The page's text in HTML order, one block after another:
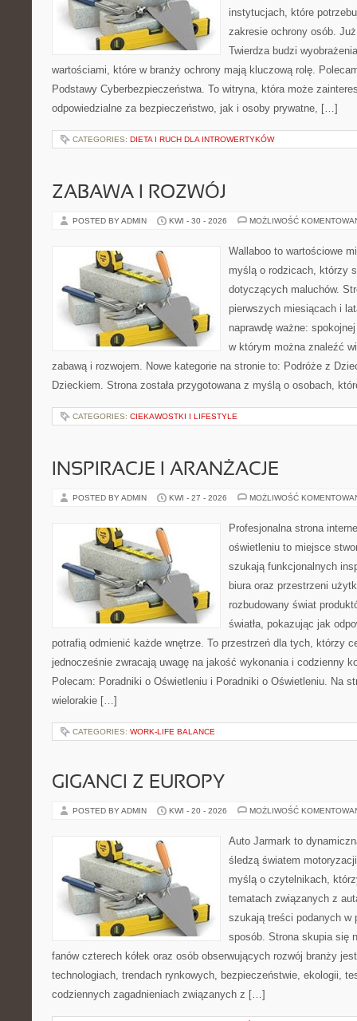
instytucjach, które
zakresie ochrony osób.
Twierdza budzi
wartościami, które w branży ochrony mają kluczową rolę.
Podstawy Cyberbezpieczeństwa. To witryna, która może
odpowiedzialne za bezpieczeństwo, jak i osoby prywatne, […]
CATEGORIES: DIETA I RUCH DLA INTROWERTYKÓW
ZABAWA I ROZWÓJ
POSTED BY ADMIN KWI - 30 - 2026 MOŻLIWOŚĆ
Wallaboo to wartościowe
myślą o rodzicach, którzy
dotyczących maluchów.
pierwszych miesiącach i
naprawdę ważne:
w którym można znaleźć
zabawą i rozwojem. Nowe kategorie na stronie to: Podróże z
Dzieckiem. Strona została przygotowana z myślą o osobach,
CATEGORIES: CIEKAWOSTKI I LIFESTYLE
INSPIRACJE I ARANŻACJE
POSTED BY ADMIN KWI - 27 - 2026 MOŻLIWOŚĆ
Profesjonalna strona
oświetleniu to miejsce
szukają funkcjonalnych
biura oraz przestrzeni
rozbudowany świat
światła, pokazując jak
potrafią odmienić każde wnętrze. To przestrzeń dla tych, którzy
jednocześnie zwracają uwagę na jakość wykonania i codzienny
Polecam: Poradniki o Oświetleniu i Poradniki o Oświetleniu. Na
wielorakie […]
CATEGORIES: WORK-LIFE BALANCE
GIGANCI Z EUROPY
POSTED BY ADMIN KWI - 20 - 2026 MOŻLIWOŚĆ
Auto Jarmark to
śledzą światem
myślą o czytelnikach,
tematach związanych z
szukają treści podanych w
sposób. Strona skupia się
fanów czterech kółek oraz osób obserwujących rozwój branży
technologiach, trendach rynkowych, bezpieczeństwie, ekologii,
codziennych zagadnieniach związanych z […]